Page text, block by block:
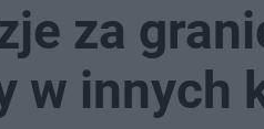
za
w innych